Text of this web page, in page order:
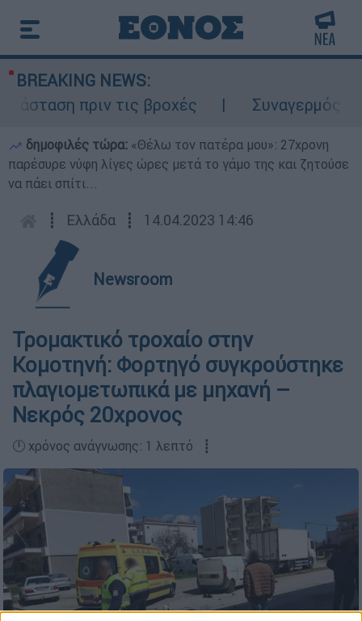
BREAKING NEWS:
πριν τις βροχές
Συναγερμός
δημοφιλές τώρα: «Θέλω τον πατέρα μου»: 27χρονη
παρέσυρε νύφη λίγες ώρες μετά το γάμο της και ζητούσε
να πάει σπίτι...
┋ Ελλάδα ┋ 14.04.2023 14:46
Newsroom
Τρομακτικό τροχαίο στην
Κομοτηνή: Φορτηγό συγκρούστηκε
πλαγιομετωπικά με μηχανή –
Νεκρός 20χρονος
🕛 χρόνος ανάγνωσης: 1 λεπτό ┋